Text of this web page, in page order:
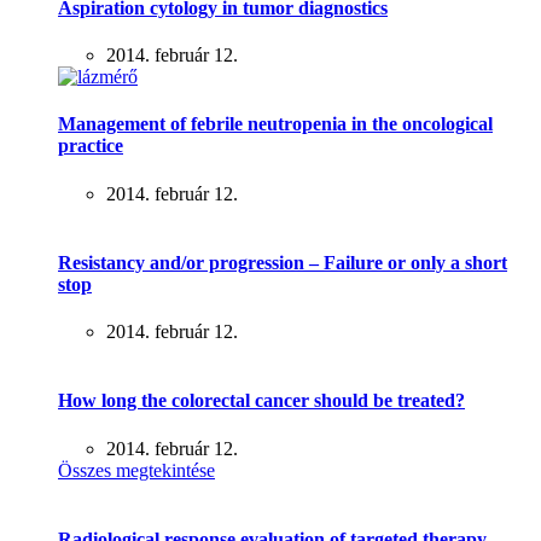
Aspiration cytology in tumor diagnostics
2014. február 12.
Management of febrile neutropenia in the oncological
practice
2014. február 12.
Resistancy and/or progression – Failure or only a short
stop
2014. február 12.
How long the colorectal cancer should be treated?
2014. február 12.
Összes megtekintése